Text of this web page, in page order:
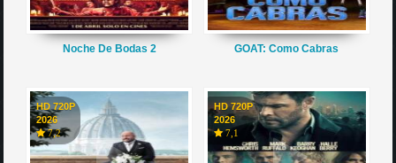
Noche De Bodas 2 GOAT: Como Cabras
HD 720P
2026
7,2
HD 720P
2026
7,1